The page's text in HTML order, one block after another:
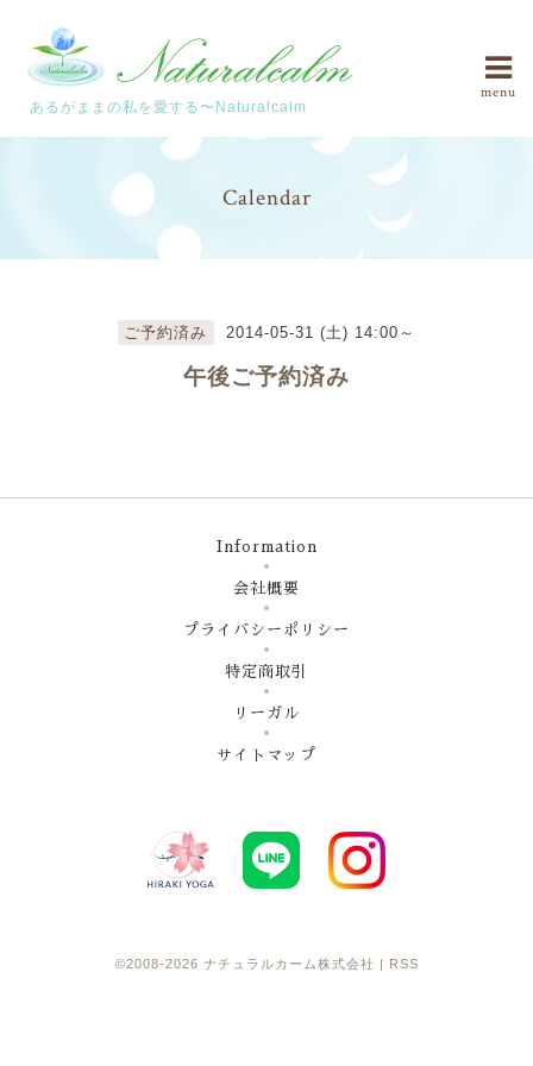
あるがままの私を愛する〜Naturalcalm
menu
Calendar
ご予約済み 2014-05-31 (土) 14:00～
午後ご予約済み
Information
会社概要
プライバシーポリシー
特定商取引
リーガル
サイトマップ
©2008-2026 ナチュラルカーム株式会社 RSS